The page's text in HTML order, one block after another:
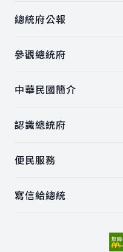
總統府公報
參觀總統府
中華民國簡介
認識總統府
便民服務
寫信給總統